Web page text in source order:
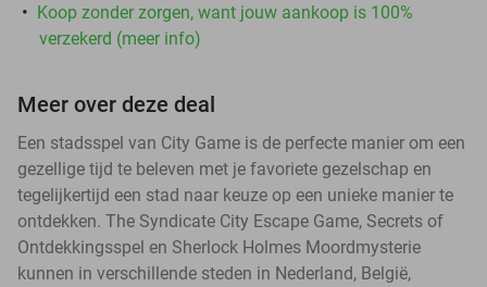
Koop zonder zorgen, want jouw aankoop is 100%
verzekerd (meer info)
Meer over deze deal
Een stadsspel van City Game is de perfecte manier om een
gezellige tijd te beleven met je favoriete gezelschap en
tegelijkertijd een stad naar keuze op een unieke manier te
ontdekken. The Syndicate City Escape Game, Secrets of
Ontdekkingsspel en Sherlock Holmes Moordmysterie
kunnen in verschillende steden in Nederland, België,